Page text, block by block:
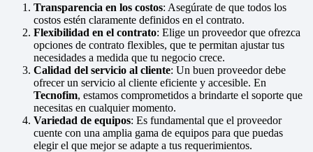
Transparencia en los costos: Asegúrate de que todos los
costos estén claramente definidos en el contrato.
Flexibilidad en el contrato: Elige un proveedor que ofrezca
opciones de contrato flexibles, que te permitan ajustar tus
necesidades a medida que tu negocio crece.
Calidad del servicio al cliente: Un buen proveedor debe
ofrecer un servicio al cliente eficiente y accesible. En
Tecnofim, estamos comprometidos a brindarte el soporte que
necesitas en cualquier momento.
Variedad de equipos: Es fundamental que el proveedor
cuente con una amplia gama de equipos para que puedas
elegir el que mejor se adapte a tus requerimientos.